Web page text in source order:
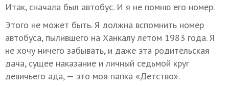
Итак, сначала был автобус. И я не помню его номер.
Этого не может быть. Я должна вспомнить номер
автобуса, пылившего на Ханкалу летом 1983 года. Я
не хочу ничего забывать, и даже эта родительская
дача, сущее наказание и личный седьмой круг
девичьего ада, — это моя папка «Детство».